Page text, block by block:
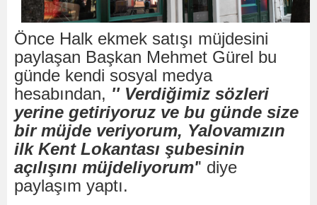
Önce Halk ekmek satışı müjdesini
paylaşan Başkan Mehmet Gürel bu
günde kendi sosyal medya
hesabından, '' Verdiğimiz sözleri
yerine getiriyoruz ve bu günde size
bir müjde veriyorum, Yalovamızın
ilk Kent Lokantası şubesinin
açılışını müjdeliyorum'' diye
paylaşım yaptı.